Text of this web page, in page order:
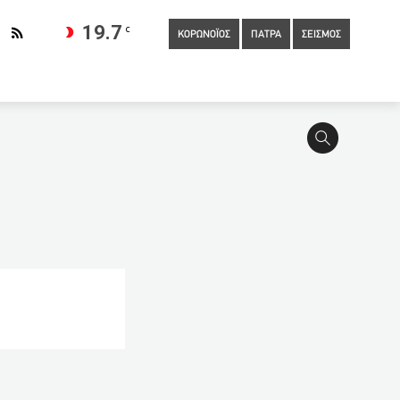
19.7 C
ΚΟΡΩΝΟΪΟΣ ΠΑΤΡΑ ΣΕΙΣΜΟΣ
Η UEFA εξετάζει αλλαγή έδρας του
Έκλεψαν 38 τόνους πορτοκάλια από παραγωγούς στη